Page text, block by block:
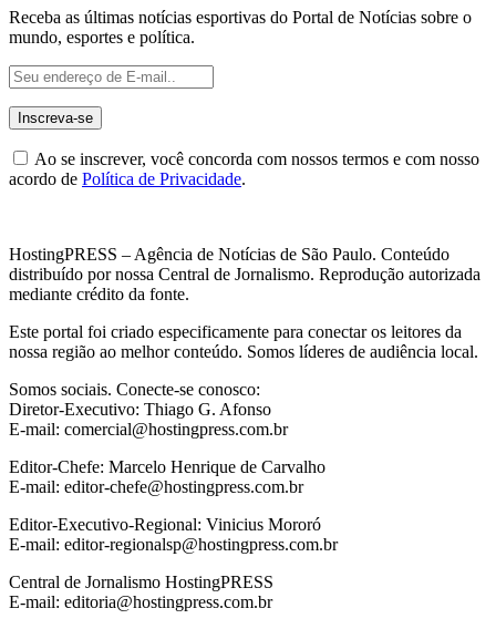
Receba as últimas notícias esportivas do Portal de Notícias sobre o
mundo, esportes e política.
Ao se inscrever, você concorda com nossos termos e com nosso
acordo de Política de Privacidade.
HostingPRESS – Agência de Notícias de São Paulo. Conteúdo
distribuído por nossa Central de Jornalismo. Reprodução autorizada
mediante crédito da fonte.
Este portal foi criado especificamente para conectar os leitores da
nossa região ao melhor conteúdo. Somos líderes de audiência local.
Somos sociais. Conecte-se conosco:
Diretor-Executivo: Thiago G. Afonso
E-mail: comercial@hostingpress.com.br
Editor-Chefe: Marcelo Henrique de Carvalho
E-mail: editor-chefe@hostingpress.com.br
Editor-Executivo-Regional: Vinicius Mororó
E-mail: editor-regionalsp@hostingpress.com.br
Central de Jornalismo HostingPRESS
E-mail: editoria@hostingpress.com.br